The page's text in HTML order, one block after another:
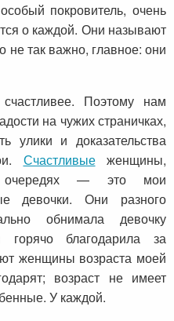
покровитель, очень
о каждой. Они называют
так важно, главное: они
Поэтому нам
на чужих страничках,
улики и доказательства
Счастливыеженщины,
— это мои
девочки. Они разного
обнимала девочку
горячо благодарила за
женщины возраста моей
возраст не имеет
У каждой.